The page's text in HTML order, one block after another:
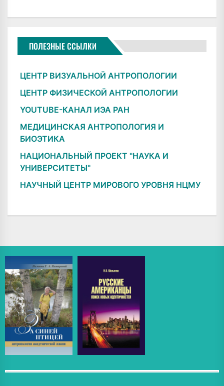
ПОЛЕЗНЫЕ ССЫЛКИ
ЦЕНТР ВИЗУАЛЬНОЙ АНТРОПОЛОГИИ
ЦЕНТР ФИЗИЧЕСКОЙ АНТРОПОЛОГИИ
YOUTUBE-КАНАЛ ИЭА РАН
МЕДИЦИНСКАЯ АНТРОПОЛОГИЯ И
БИОЭТИКА
НАЦИОНАЛЬНЫЙ ПРОЕКТ "НАУКА И
УНИВЕРСИТЕТЫ"
НАУЧНЫЙ ЦЕНТР МИРОВОГО УРОВНЯ НЦМУ